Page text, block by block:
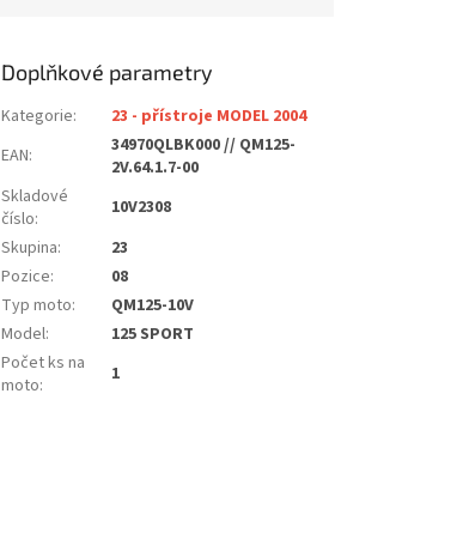
Doplňkové parametry
Kategorie:
23 - přístroje MODEL 2004
EAN:
34970QLBK000 // QM125-
2V.64.1.7-00
Skladové
číslo:
10V2308
Skupina:
23
Pozice:
08
Typ moto:
QM125-10V
Model:
125 SPORT
Počet ks na
moto: 1